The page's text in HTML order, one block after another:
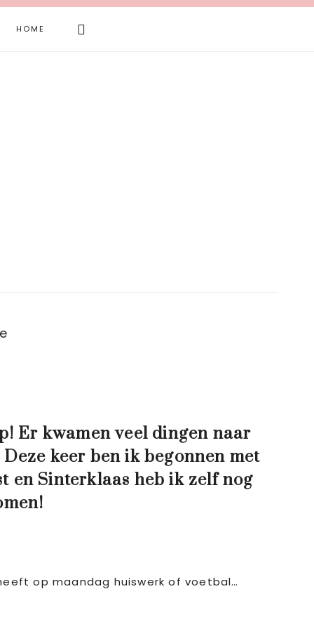
HOME Search
this
Er kwamen veel dingen naar
keer ben ik begonnen met
en Sinterklaas heb ik zelf nog
op maandag huiswerk of voetbal…